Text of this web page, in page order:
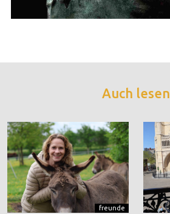
Auch lesen
freunde